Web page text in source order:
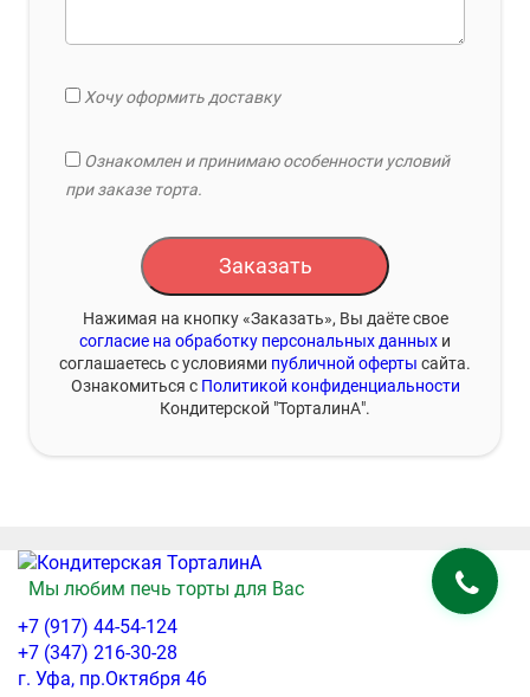
Хочу оформить доставку
Ознакомлен и принимаю особенности условий
при заказе торта.
Заказать
Нажимая на кнопку «Заказать», Вы даёте свое
согласие на обработку персональных данных и
соглашаетесь с условиями публичной оферты сайта.
Ознакомиться с Политикой конфиденциальности
Кондитерской "ТорталинА".
Мы любим печь торты для Вас
+7 (917) 44-54-124
+7 (347) 216-30-28
г. Уфа, пр.Октября 46